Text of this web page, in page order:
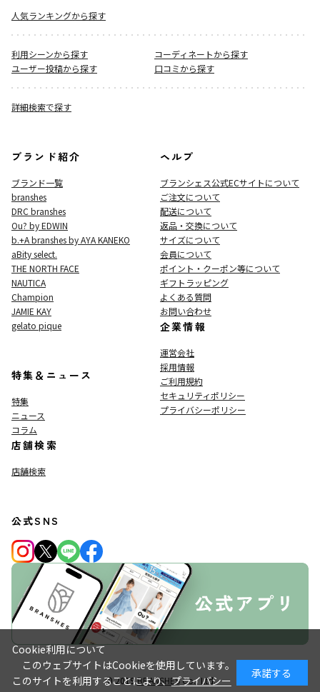
人気ランキングから探す
利用シーンから探す
コーディネートから探す
ユーザー投稿から探す
口コミから探す
詳細検索で探す
ブランド紹介
ブランド一覧
branshes
DRC branshes
Ou? by EDWIN
b.+A branshes by AYA KANEKO
aBity select.
THE NORTH FACE
NAUTICA
Champion
JAMIE KAY
gelato pique
特集＆ニュース
特集
ニュース
コラム
店舗検索
店舗検索
ヘルプ
ブランシェス公式ECサイトについて
ご注文について
配送について
返品・交換について
サイズについて
会員について
ポイント・クーポン等について
ギフトラッピング
よくある質問
お問い合わせ
企業情報
運営会社
採用情報
ご利用規約
セキュリティポリシー
プライバシーポリシー
公式SNS
© 2019BRANSHESCo., Ltd.
Cookie利用について
このウェブサイトはCookieを使用しています。
このサイトを利用することにより、プライバシー
承諾する